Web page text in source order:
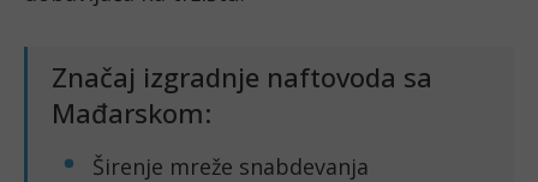
Značaj izgradnje naftovoda sa
Mađarskom:
Širenje mreže snabdevanja